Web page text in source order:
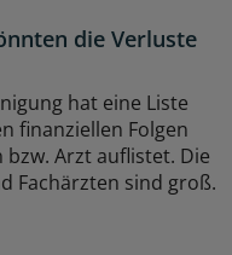
die Verluste
hat eine Liste
finanziellen Folgen
bzw. Arzt auflistet. Die
Fachärzten sind groß.